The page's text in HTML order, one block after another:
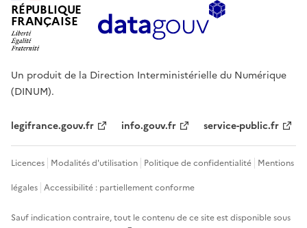
RÉPUBLIQUE
FRANÇAISE
Un produit de la Direction Interministérielle du Numérique
(DINUM).
legifrance.gouv.fr info.gouv.fr service-public.fr
Licences Modalités d'utilisation Politique de confidentialité Mentions
légales Accessibilité : partiellement conforme
Sauf indication contraire, tout le contenu de ce site est disponible sous